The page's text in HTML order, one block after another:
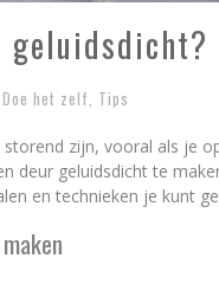
geluidsdicht?
Doe het zelf, Tips
zijn, vooral als je
deur geluidsdicht te
en technieken je kunt